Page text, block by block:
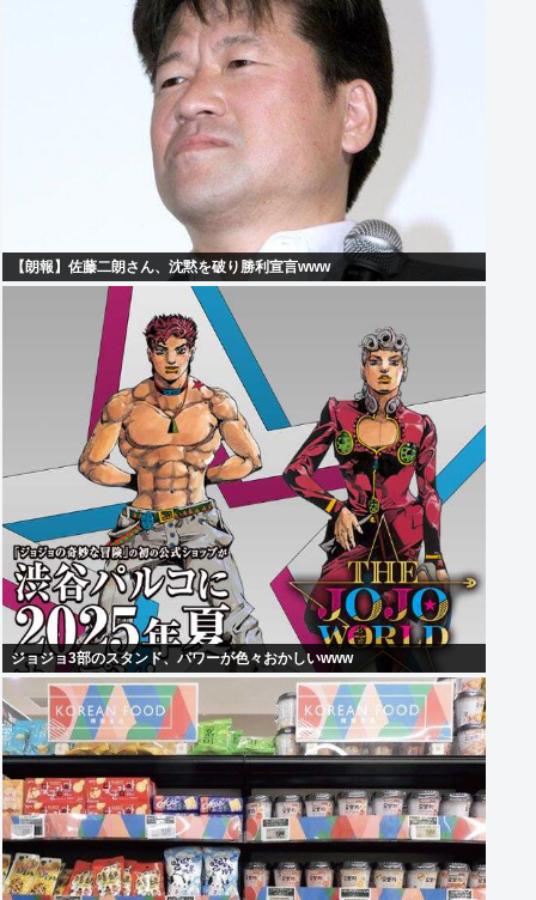
【朗報】佐藤二朗さん、沈黙を破り勝利宣言www
ジョジョ3部のスタンド、パワーが色々おかしいwww